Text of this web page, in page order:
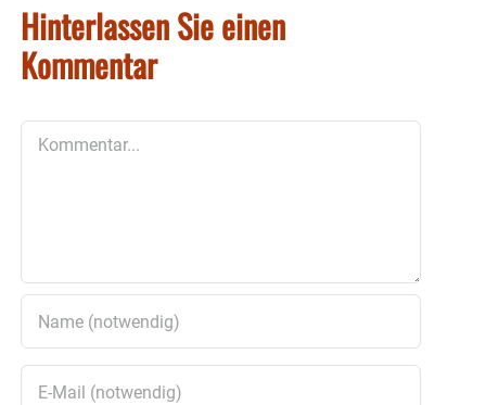
Hinterlassen Sie einen
Kommentar